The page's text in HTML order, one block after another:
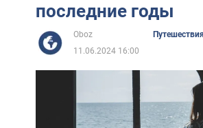
Африка
Жизнь
последние годы
Oboz
11.06.2024 16:00